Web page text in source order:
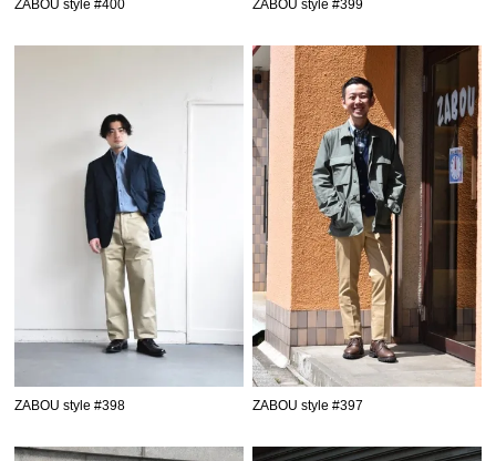
ZABOU style #400 ZABOU style #399
ZABOU style #398 ZABOU style #397